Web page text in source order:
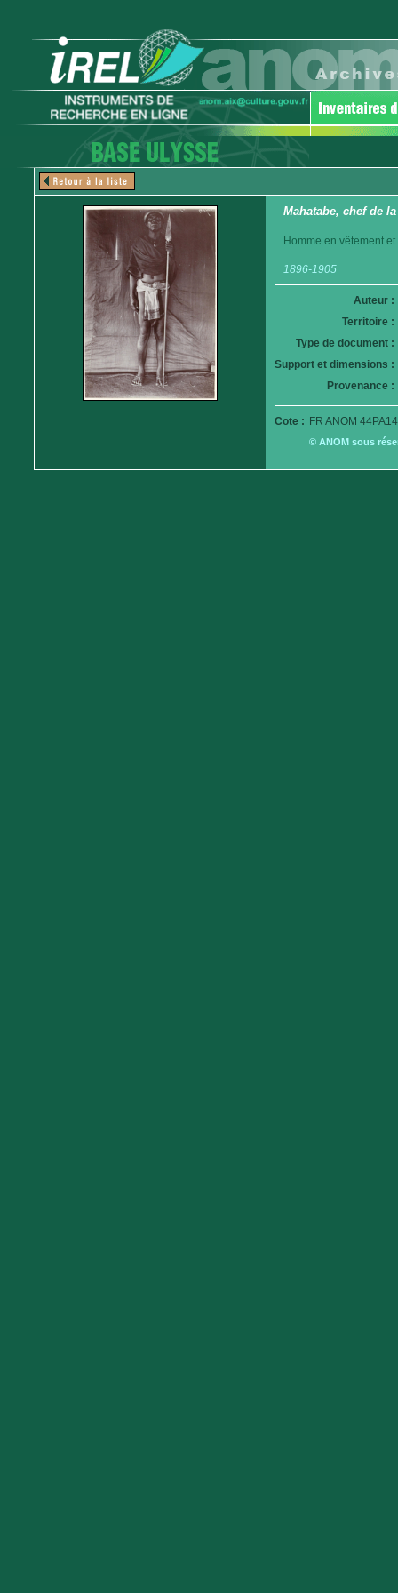
Mahatabe, chef de
Homme en vêtement
1896-1905
Auteur :
Territoire :
Type de document :
Support et dimensions :
Provenance :
Cote : FR ANOM
© ANOM sous